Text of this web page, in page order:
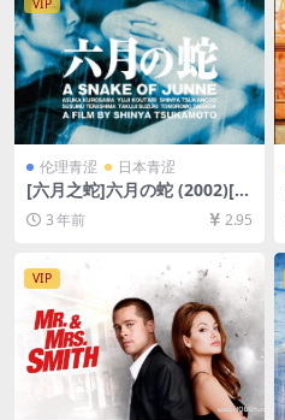
伦理青涩 日本青涩
[六月之蛇]六月の蛇 (2002)[百
度网盘+迅雷云盘资源1080P
超清未删减][MP4/4.6GB][日
3 年前 2.95
VIP